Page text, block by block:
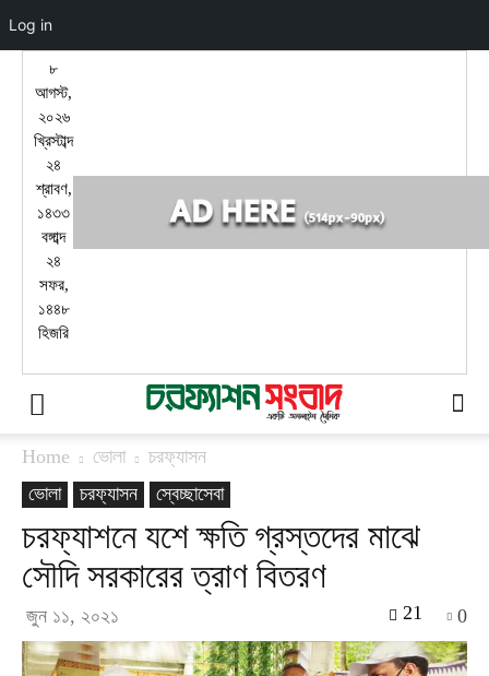
৮
আগস্ট,
২০২৬
খ্রিস্টাব্দ
২৪
শ্রাবণ,
১৪৩৩
বঙ্গাব্দ
২৪
সফর,
১৪৪৮
হিজরি
Home ভোলা
চরফ্যাসন
ভোলা
চরফ্যাসন স্বেচ্ছাসেবা
চরফ্যাশনে যশে ক্ষতি গ্রস্তদের মাঝে
সৌদি সরকারের ত্রাণ বিতরণ
জুন ১১, ২০২১ 0
21
Log in